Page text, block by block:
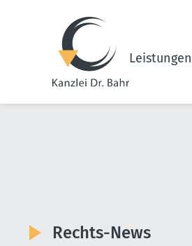
Leistungen
Rechts-News